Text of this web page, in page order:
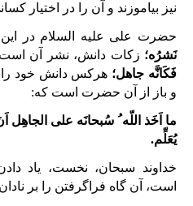
نیز بیاموزند و آن را در اختیار
حضرت علی علیه السلام در این
نَشرُه؛ زکات دانش، نشر آن
فَکَانَّه جاهل؛ هرکس دانش خود را
و باز از آن حضرت است که:
ما اَخَذ اللّه ُ سُبحانَه علی الجاهِل
یُعَلِّم.
خداوند سبحان، نخست، یاد
است، آن گاه فراگرفتن را بر